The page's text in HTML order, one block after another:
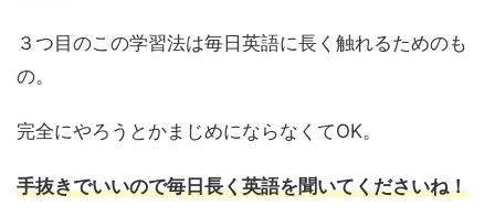
３つ目のこの学習法は毎日英語に長く触れるためのも
の。
完全にやろうとかまじめにならなくてOK。
手抜きでいいので毎日長く英語を聞いてくださいね！